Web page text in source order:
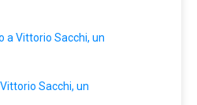
a Vittorio Sacchi, un
Sacchi, un